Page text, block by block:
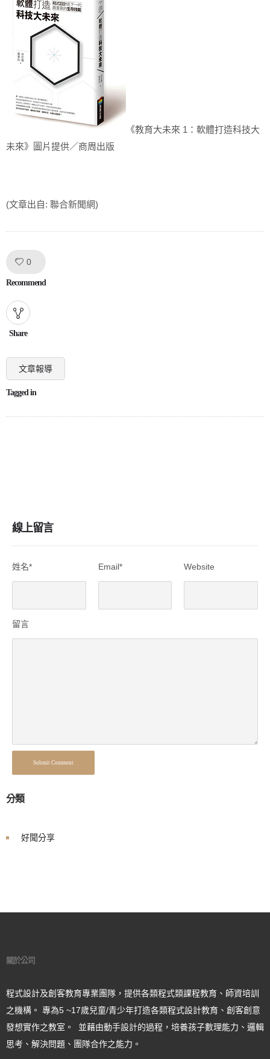
《教育大未來 1：軟體打造科技大
未來》圖片提供／商周出版
(文章出自: 聯合新聞網)
0
Recommend
Share
文章報導
Tagged in
線上留言
姓名* Email* Website
留言
Submit Comment
分類
好聞分享
關於公司
程式設計及創客教育專業團隊，提供各類程式類課程教育、師資培訓
之機構。 專為5 ~17歲兒童/青少年打造各類程式設計教育、創客創意
發想實作之教室。 並藉由動手設計的過程，培養孩子數理能力、邏輯
思考、解決問題、團隊合作之能力。